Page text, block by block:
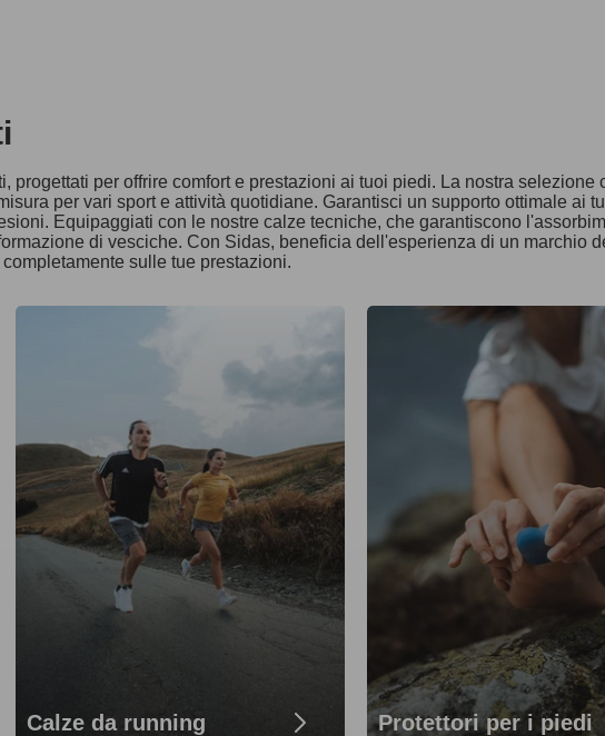
progettati per offrire comfort e prestazioni ai tuoi piedi. La nostra selezione
per vari sport e attività quotidiane. Garantisci un supporto ottimale ai
Equipaggiati con le nostre calze tecniche, che garantiscono
di vesciche. Con Sidas, beneficia dell'esperienza di un marchio
sulle tue prestazioni.
Calze da running Protettori per i piedi